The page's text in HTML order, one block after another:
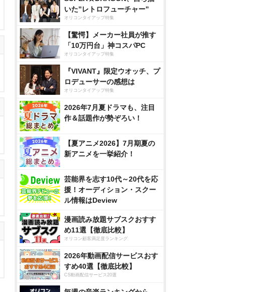
いた”レトロフューチャー”
オリコンタイアップ特集
【驚愕】メーカー社員が推す
「10万円台」神コスパPC
オリコンタイアップ特集
『VIVANT』限定ウオッチ、プ
ロデューサーの感想は
オリコンタイアップ特集
2026年7月夏ドラマも、注目
作＆話題作が勢ぞろい！
【夏アニメ2026】7月期夏の
新アニメを一挙紹介！
芸能界を志す10代～20代を応
援！オーディション・スクー
ル情報はDeview
漫画読み放題サブスクおすす
め11選【徹底比較】
オリコン顧客満足度ランキング
2026年動画配信サービスおす
すめ40選【徹底比較】
CS動画配信サービス20選